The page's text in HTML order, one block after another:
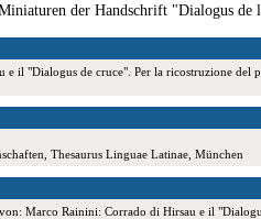
der Handschrift "Dialogus de
e il "Dialogus de cruce". Per la ricostruzione
Thesaurus Linguae Latinae, München
Marco Rainini: Corrado di Hirsau e il